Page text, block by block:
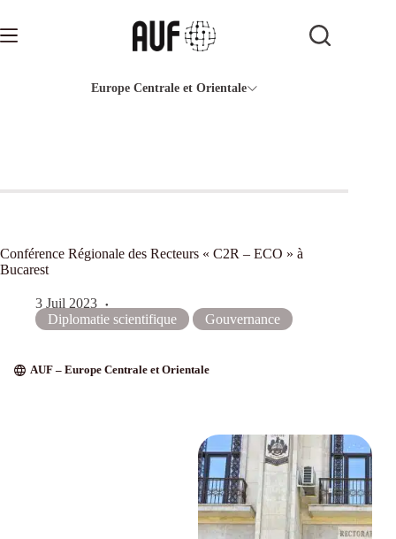
contenu
Europe Centrale et Orientale
Conférence Régionale des Recteurs « C2R – ECO » à
Bucarest
3 Juil 2023
Diplomatie scientifique
Gouvernance
AUF – Europe Centrale et Orientale